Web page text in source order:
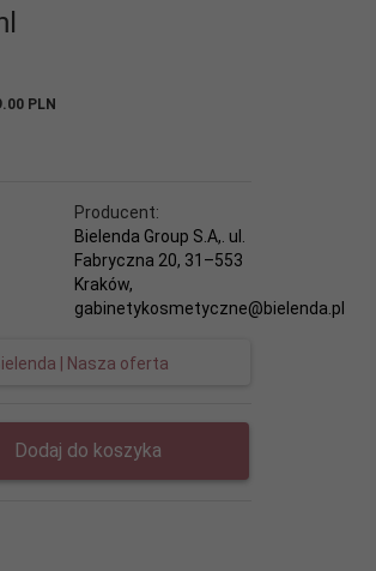
PLN
Producent:
Bielenda Group S.A,. ul.
Fabryczna 20, 31–553
Kraków,
gabinetykosmetyczne@bielenda.pl
| Nasza oferta
Dodaj do koszyka